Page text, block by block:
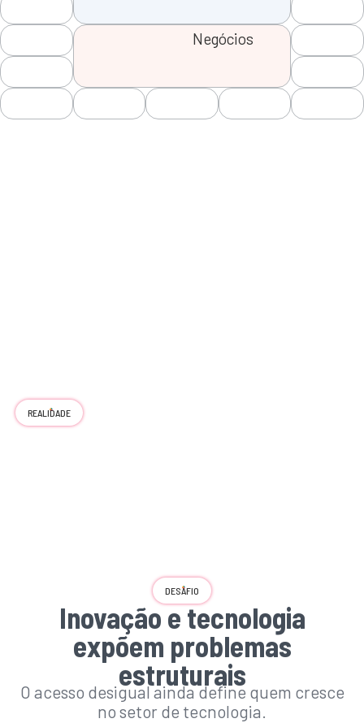
Negócios
REALIDADE
DESAFIO
Inovação e tecnologia
expõem problemas
estruturais
O acesso desigual ainda define quem cresce
no setor de tecnologia.